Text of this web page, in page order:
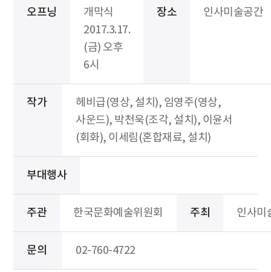
오프닝
개막식
2017.3.17.
(금) 오후
6시
장소 인사미술공간
작가
헤비급(영상, 설치), 임영주(영상,
사운드), 박천욱(조각, 설치), 이윤서
(회화), 이세림(혼합재료, 설치)
부대행사
주관 한국문화예술위원회 주최 인사미
문의 02-760-4722